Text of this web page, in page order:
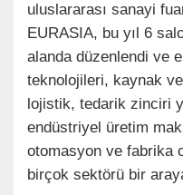
uluslararası sanayi
EURASIA, bu yıl 6
alanda düzenlendi ve
teknolojileri, kaynak
lojistik, tedarik zinciri
endüstriyel üretim
otomasyon ve fabrika
birçok sektörü bir